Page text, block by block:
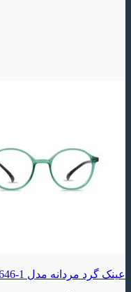
عینک گرد مردانه مدل 1-1646